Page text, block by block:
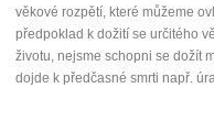
věkové rozpětí, které můžeme
předpoklad k dožití se určitého
životu, nejsme schopni se dožít
dojde k předčasné smrti např.